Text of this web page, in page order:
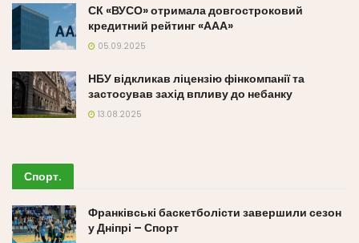
СК «ВУСО» отримала довгостроковий
кредитний рейтинг «ААА»
05.09.2025
НБУ відкликав ліцензію фінкомпанії та
застосував захід впливу до небанку
13.08.2025
Спорт.
Франківські баскетболісти завершили сезон
у Дніпрі – Спорт